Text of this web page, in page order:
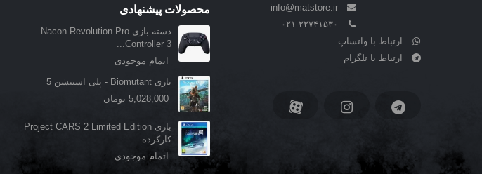
info@matstore.ir
۰۲۱-۲۲۷۴۱۵۳۰
ارتباط با واتساپ
ارتباط با تلگرام
محصولات پیشنهادی
دسته بازی Nacon Revolution Pro
Controller 3...
اتمام موجودی
بازی Biomutant - پلی استیشن 5
5,028,000 تومان
بازی Project CARS 2 Limited Edition
کارکرده -...
اتمام موجودی